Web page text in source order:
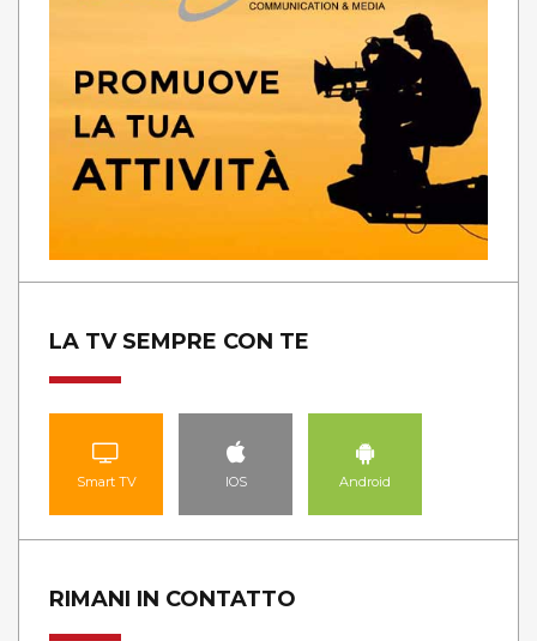
LA TV SEMPRE CON TE
Smart TV IOS Android
RIMANI IN CONTATTO